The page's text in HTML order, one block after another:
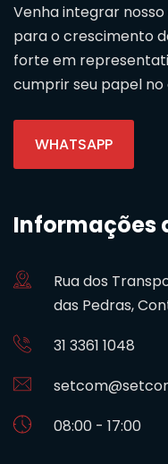
Venha integrar
para o crescimento
forte em
cumprir seu papel
WHATSAPP
Informações
Rua dos
das Pedras,
31 3361 1048
08:00 - 17:00